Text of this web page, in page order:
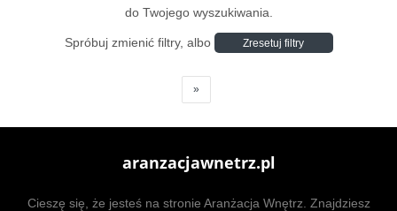
do Twojego wyszukiwania.
Spróbuj zmienić filtry, albo Zresetuj filtry
»
aranzacjawnetrz.pl
Cieszę się, że jesteś na stronie Aranżacja Wnętrz. Znajdziesz